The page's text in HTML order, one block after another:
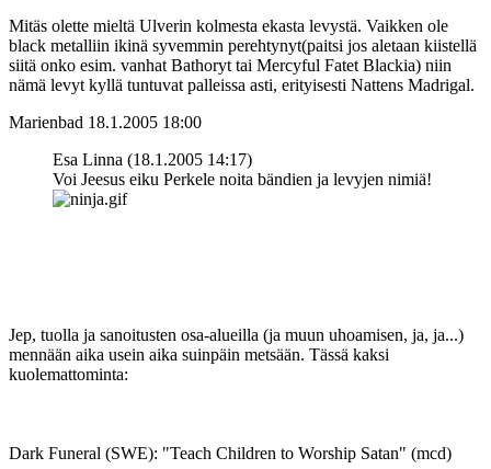
Mitäs olette mieltä Ulverin kolmesta ekasta levystä. Vaikken ole
black metalliin ikinä syvemmin perehtynyt(paitsi jos aletaan kiistellä
siitä onko esim. vanhat Bathoryt tai Mercyful Fatet Blackia) niin
nämä levyt kyllä tuntuvat palleissa asti, erityisesti Nattens Madrigal.
Marienbad 18.1.2005 18:00
Esa Linna (18.1.2005 14:17)
Voi Jeesus eiku Perkele noita bändien ja levyjen nimiä!
Jep, tuolla ja sanoitusten osa-alueilla (ja muun uhoamisen, ja, ja...)
mennään aika usein aika suinpäin metsään. Tässä kaksi
kuolemattominta:
Dark Funeral (SWE): "Teach Children to Worship Satan" (mcd)